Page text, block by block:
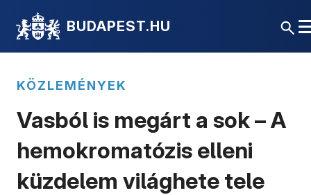
BUDAPEST.HU
KÖZLEMÉNYEK
Vasból is megárt a sok – A
hemokromatózis elleni
küzdelem világhete tele